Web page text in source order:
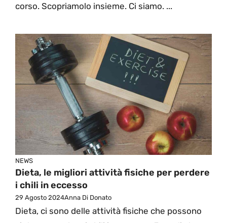
corso. Scopriamolo insieme. Ci siamo. ...
NEWS
Dieta, le migliori attività fisiche per perdere
i chili in eccesso
29 Agosto 2024Anna Di Donato
Dieta, ci sono delle attività fisiche che possono